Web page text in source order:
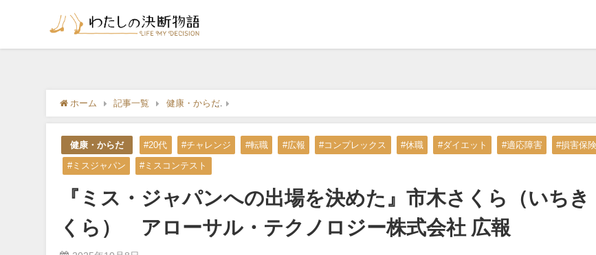
ホーム 記事一覧 健康・からだ 『ミス・ジャパンへの出場を決めた』市木さくら（いちき・さくら） アローサル・テ
健康・からだ #20代 #チャレンジ #転職 #広報 #コンプレックス #休職 #ダイエット #適応障害 #損害保険
#ミスジャパン #ミスコンテスト
『ミス・ジャパンへの出場を決めた』市木さくら（いちき
くら） アローサル・テクノロジー株式会社 広報